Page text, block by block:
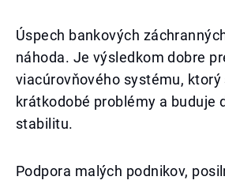
Úspech bankových
náhoda. Je výsledkom dobre
viacúrovňového systému, ktorý
krátkodobé problémy a buduje
stabilitu.
Podpora malých podnikov,